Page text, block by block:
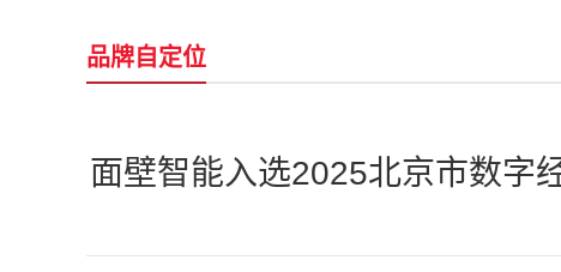
品牌自定位
面壁智能入选2025北京市数字